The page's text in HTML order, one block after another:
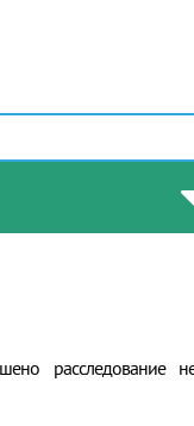
расследование